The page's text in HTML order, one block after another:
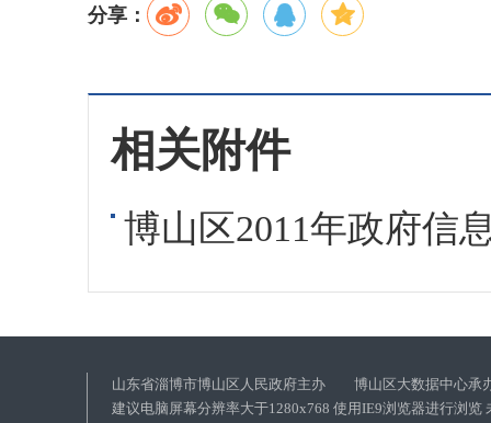
分享：
相关附件
博山区2011年政府信
山东省淄博市博山区人民政府主办 博山区大数据中心承
建议电脑屏幕分辨率大于1280x768 使用IE9浏览器进行浏览